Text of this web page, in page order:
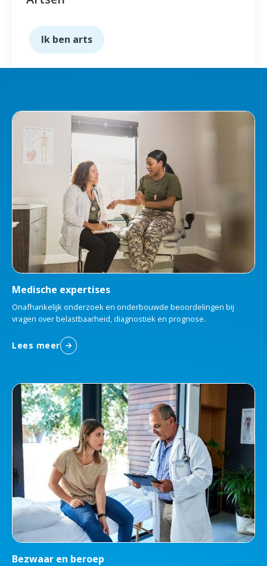
Ik ben arts
Medische expertises
Onafhankelijk onderzoek en onderbouwde beoordelingen bij
vragen over belastbaarheid, diagnostiek en prognose.
Lees meer
Bezwaar en beroep